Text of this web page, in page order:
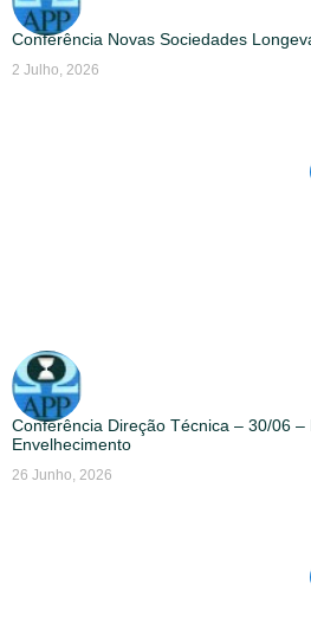
Conferência Novas Sociedades
2 Julho, 2026
Conferência Direção Técnica – 30/06
Envelhecimento
26 Junho, 2026